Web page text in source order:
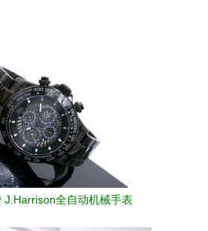
J.Harrison全自动机械手表